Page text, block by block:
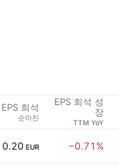
EPS 희석
순마진
EPS 희석 성
장
TTM YoY
0.20 EUR −0.71%